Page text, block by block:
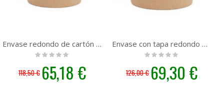
Envase redondo de cartón 350ml. con tapa | 300 unidades
Rating:
0%
118,50 €
Precio
especial
65,18 €
Envase con tapa redondo 450ml. Cartón Kraft | 300 unidades
Rating:
0%
126,00 €
Precio
especial
69,30 €